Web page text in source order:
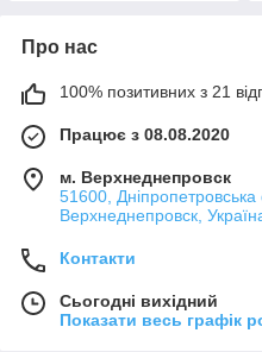
Про нас
100% позитивних з 21
Працює з 08.08.2020
м. Верхнеднепровск
51600,
Верхнеднепровск,
Контакти
Сьогодні вихідний
Показати весь графік